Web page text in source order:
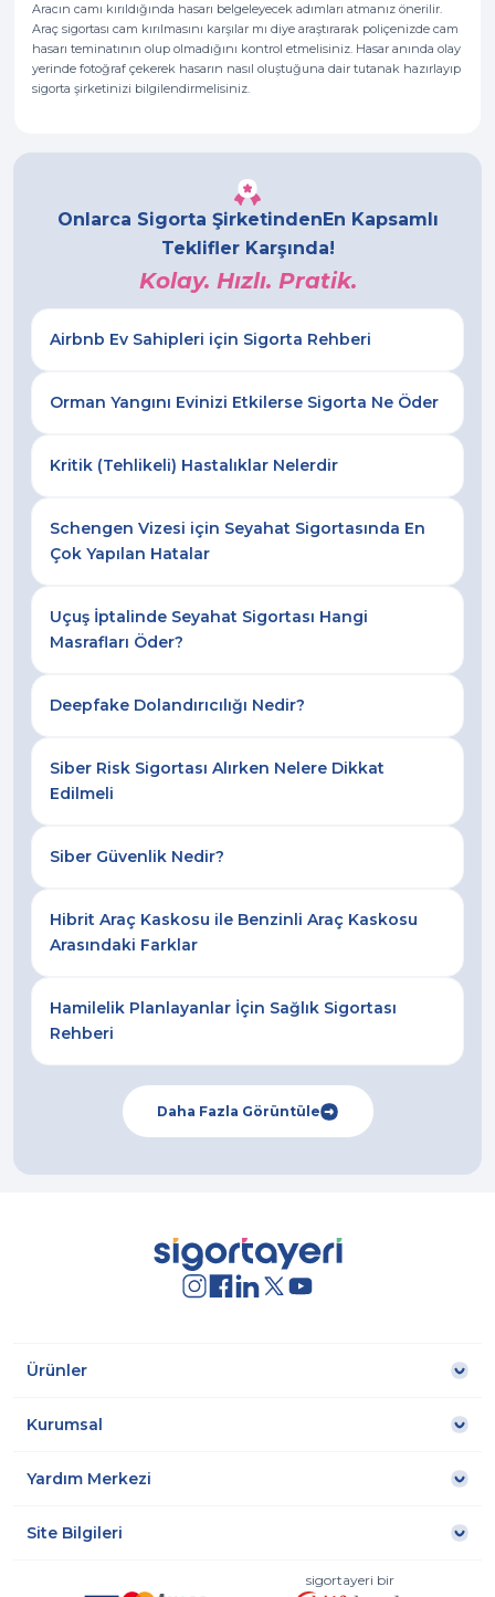
Onlarca Sigorta ŞirketindenEn Kapsamlı
Teklifler Karşında!
Kolay. Hızlı. Pratik.
Airbnb Ev Sahipleri için Sigorta Rehberi
Orman Yangını Evinizi Etkilerse Sigorta Ne Öder
Kritik (Tehlikeli) Hastalıklar Nelerdir
Schengen Vizesi için Seyahat Sigortasında En
Çok Yapılan Hatalar
Uçuş İptalinde Seyahat Sigortası Hangi
Masrafları Öder?
Deepfake Dolandırıcılığı Nedir?
Siber Risk Sigortası Alırken Nelere Dikkat
Edilmeli
Siber Güvenlik Nedir?
Hibrit Araç Kaskosu ile Benzinli Araç Kaskosu
Arasındaki Farklar
Hamilelik Planlayanlar İçin Sağlık Sigortası
Rehberi
Daha Fazla Görüntüle
Aracın camı kırıldığında hasarı belgeleyecek adımları atmanız önerilir.
Araç sigortası cam kırılmasını karşılar mı diye araştırarak poliçenizde cam
hasarı teminatının olup olmadığını kontrol etmelisiniz. Hasar anında olay
yerinde fotoğraf çekerek hasarın nasıl oluştuğuna dair tutanak hazırlayıp
sigorta şirketinizi bilgilendirmelisiniz.
Ürünler
Kurumsal
Yardım Merkezi
Site Bilgileri
sigortayeri bir